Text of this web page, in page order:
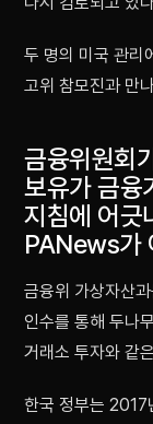
두 명의 미국 관리
고위 참모진과 만
금융위원회
보유가 금융
지침에 어긋
PANews가
금융위 가상자산
인수를 통해 두나
거래소 투자와 같
한국 정부는 2017